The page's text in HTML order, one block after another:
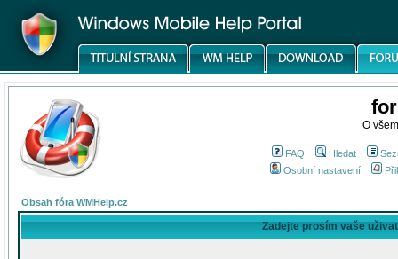
O
FAQ Hledat
Osobní nastavení
Obsah fóra WMHelp.cz
Zadejte prosím vaše